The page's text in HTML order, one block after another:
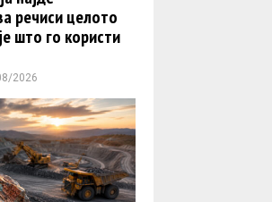
речиси целото
што го користи
2026